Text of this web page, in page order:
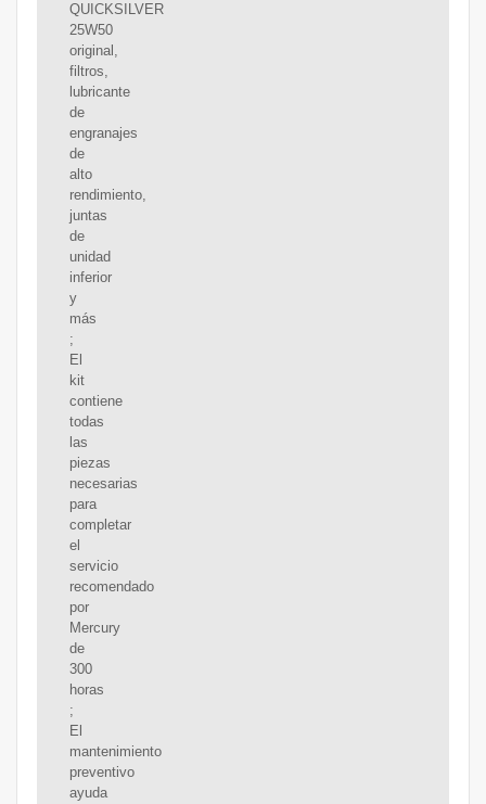
QUICKSILVER
25W50
original,
filtros,
lubricante
de
engranajes
de
alto
rendimiento,
juntas
de
unidad
inferior
y
más
;
El
kit
contiene
todas
las
piezas
necesarias
para
completar
el
servicio
recomendado
por
Mercury
de
300
horas
;
El
mantenimiento
preventivo
ayuda